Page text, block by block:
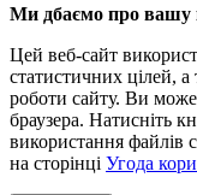
Ми дбаємо про вашу
Цей веб-сайт
статистичних цілей, а
роботи сайту. Ви
браузера. Натисніть
використання файлів
на сторінці Угода